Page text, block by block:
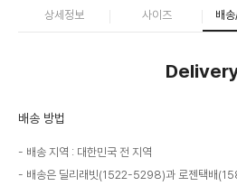
상세정보 사이즈 배
배송 방법
배송 지역 : 대한민국 전 지역
배송은 딜리래빗(1522-5298)과 로젠택배